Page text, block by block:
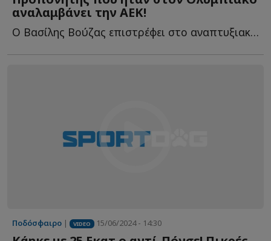
αναλαμβάνει την ΑΕΚ!
Ο Βασίλης Βούζας επιστρέφει στο αναπτυξιακό ποδόσφαιρο τ...
Ποδόσφαιρο | VIDEO 15/06/2024 - 14:30